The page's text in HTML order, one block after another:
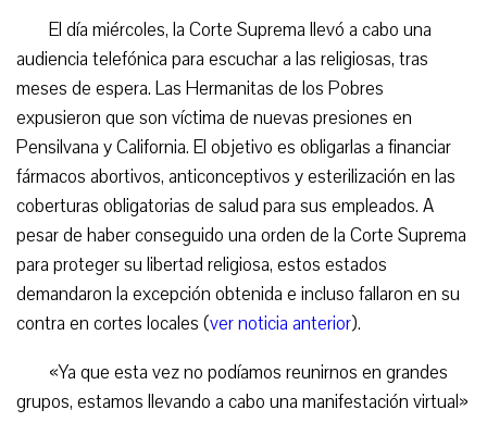
El día miércoles, la Corte Suprema llevó a cabo una
audiencia telefónica para escuchar a las religiosas, tras
meses de espera. Las Hermanitas de los Pobres
expusieron que son víctima de nuevas presiones en
Pensilvana y California. El objetivo es obligarlas a financiar
fármacos abortivos, anticonceptivos y esterilización en las
coberturas obligatorias de salud para sus empleados. A
pesar de haber conseguido una orden de la Corte Suprema
para proteger su libertad religiosa, estos estados
demandaron la excepción obtenida e incluso fallaron en su
contra en cortes locales (ver noticia anterior).
«Ya que esta vez no podíamos reunirnos en grandes
grupos, estamos llevando a cabo una manifestación virtual»